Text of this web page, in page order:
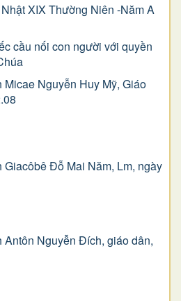
XIX Thường Niên -Năm A
cầu nối con người với quyền
Micae Nguyễn Huy Mỹ, Giáo
Giacôbê Ðỗ Mai Năm, Lm, ngày
Antôn Nguyễn Ðích, giáo dân,